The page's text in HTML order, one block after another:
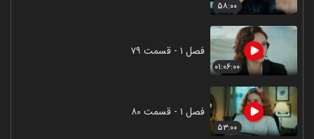
۵۸:۰۰
۰۱:۰۶:۰۰
فصل ۱ - قسمت ۷۹
۵۳:۰۰
فصل ۱ - قسمت ۸۰